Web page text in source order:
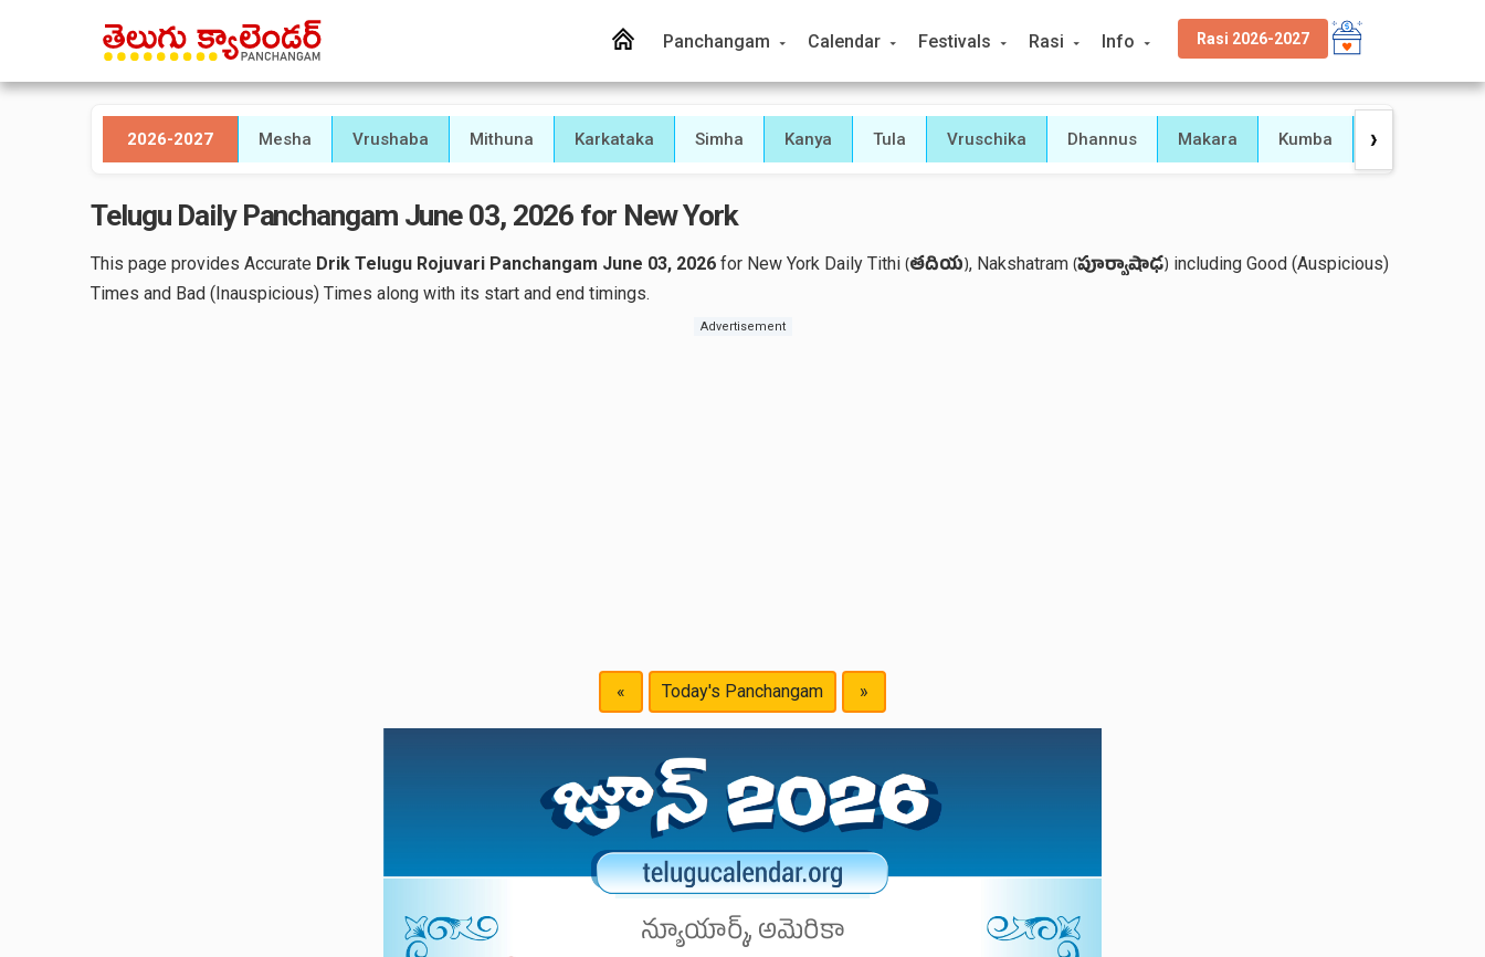
Panchangam Calendar Festivals Rasi Info Rasi 2026-2027
2026-2027 Mesha Vrushaba Mithuna Karkataka Simha Kanya Tula Vruschika Dhannus Makara Kumba Meena
❯
Telugu Daily Panchangam June 03, 2026 for New York
This page provides Accurate Drik Telugu Rojuvari Panchangam June 03, 2026 for New York Daily Tithi (తదియ), Nakshatram (పూర్వాషాఢ) including Good (Auspicious)
Times and Bad (Inauspicious) Times along with its start and end timings.
Advertisement
« Today's Panchangam »
న్యూయార్క్, అమెరికా